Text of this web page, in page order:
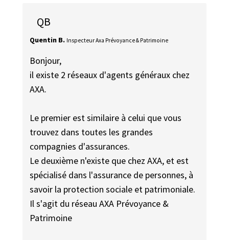
QB
Quentin B. Inspecteur Axa Prévoyance & Patrimoine
Bonjour,
il existe 2 réseaux d'agents généraux chez
AXA.
Le premier est similaire à celui que vous
trouvez dans toutes les grandes
compagnies d'assurances.
Le deuxième n'existe que chez AXA, et est
spécialisé dans l'assurance de personnes, à
savoir la protection sociale et patrimoniale.
Il s'agit du réseau AXA Prévoyance &
Patrimoine